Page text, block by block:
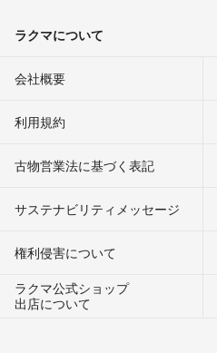
ラクマについて
会社概要
利用規約
古物営業法に基づく表記
サステナビリティメッセージ
権利侵害について
ラクマ公式ショップ
出店について